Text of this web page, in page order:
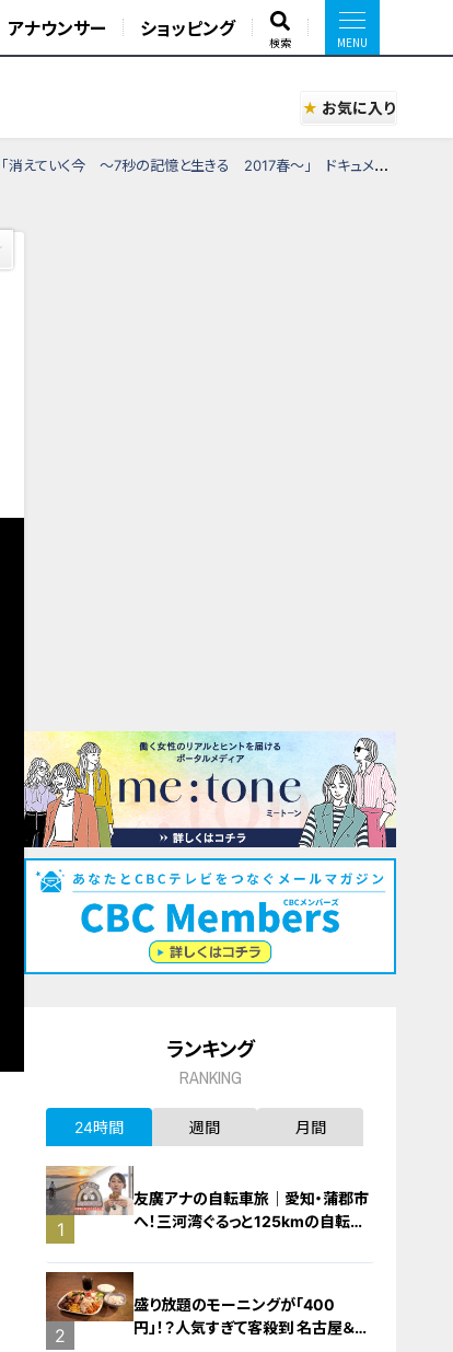
アナウンサー ショッピング
検索
お気に入り
えていく今 ～7秒の記憶と生きる 2017春～」 ドキュメンタリー
ランキング
RANKING
24時間 週間 月間
1
友廣アナの自転車旅｜愛知・蒲郡市
へ！三河湾ぐるっと125kmの自転車
2
盛り放題のモーニングが「400
円」！？人気すぎて客殺到 名古屋＆岐